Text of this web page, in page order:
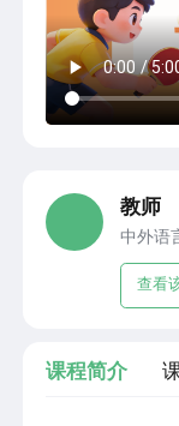
教师
中外语
查看
课程简介